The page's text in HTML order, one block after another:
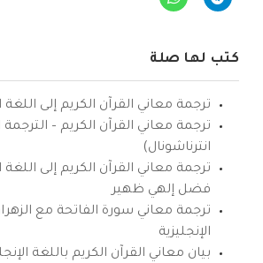
كتب لها صلة
ترجمة معاني القرآن الكريم إلى اللغة
ترجمة معاني القرآن الكريم –
انترناشونال)
ترجمة معاني القرآن الكريم إلى اللغة
فضل إلهي ظهير
ترجمة معاني سورة الفاتحة مع
الإنجليزية
بيان معاني القرآن الكريم باللغة